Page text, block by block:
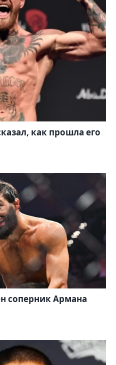
как прошла его
соперник Армана